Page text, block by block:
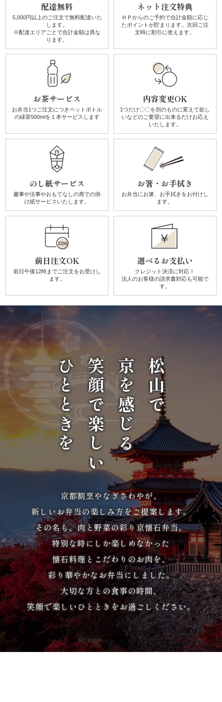
会
議・
修
十
九
祝
い・
わ
せ
子
ど
パ
ー
テ
ィ
ー・
イ
配達無料
5,000円以上のご注文で無料配達いた
します。
※配達エリアごとで合計金額は異な
ります。
ネット注文特典
ＨＰからのご予約で合計金額に応じ
たポイントが貯まります。 次回ご注
文時に割引に使えます。
お茶サービス
お弁当1つご注文につきペットボトル
の緑茶500mlを１本サービスします
内容変更OK
1つだけ〇〇を別のものに変えて欲し
いなどのご要望に出来るだけお応え
いたします。
のし紙サービス
慶事や法事やおもてなしの席での掛
け紙サービスいたします。
お箸・お手拭き
お弁当にお箸、お手拭きをお付けし
ます。
前日注文OK
前日午後12時までご注文をお受けし
ます。
選べるお支払い
クレジット決済に対応！
法人のお客様の請求書対応も可能で
す。
松山で
京を感じる
笑顔で楽しい
ひとときを
京都割烹やなぎさわやが、
新しいお弁当の楽しみ方をご提案します。
その名も、肉と野菜の彩り京懐石弁当。
特別な時にしか楽しめなかった
懐石料理とこだわりのお肉を、
彩り華やかなお弁当にしました。
大切な方との食事の時間、
笑顔で楽しいひとときをお過ごしください。